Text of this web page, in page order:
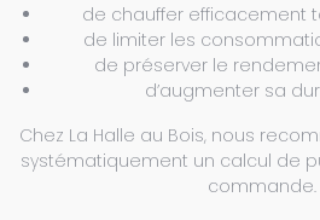
de chauffer efficacement
de limiter les
de préserver le
d’augmenter sa
Chez La Halle au Bois, nous
systématiquement un calcul de
commande.